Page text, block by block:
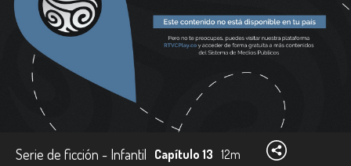
Serie de ficción - Infantil Capítulo 13 12m